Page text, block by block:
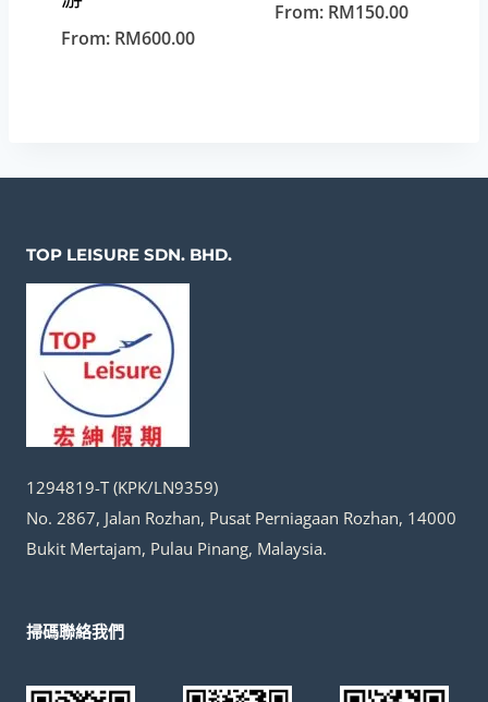
From: RM600.00
From: RM150.00
TOP LEISURE SDN. BHD.
1294819-T (KPK/LN9359)
No. 2867, Jalan Rozhan, Pusat Perniagaan Rozhan, 14000
Bukit Mertajam, Pulau Pinang, Malaysia.
掃碼聯絡我們